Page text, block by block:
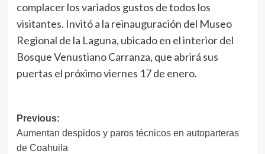
complacer los variados gustos de todos los
visitantes. Invitó a la reinauguración del Museo
Regional de la Laguna, ubicado en el interior del
Bosque Venustiano Carranza, que abrirá sus
puertas el próximo viernes 17 de enero.
Navegación
de
Previous:
Aumentan despidos y paros técnicos en autoparteras
de Coahuila